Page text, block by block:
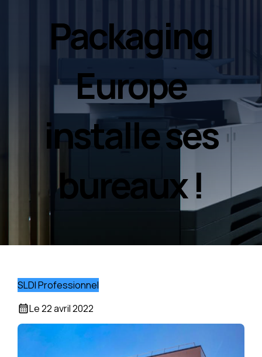
Packaging
Europe
installe ses
bureaux !
SLDI Professionnel
calendar_monthLe22 avril 2022